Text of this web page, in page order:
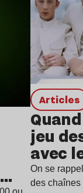
Articles
jeu
avec
On se
des